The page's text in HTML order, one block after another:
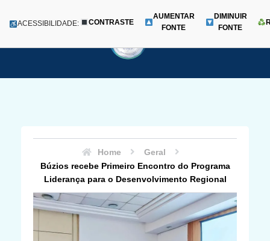
para
Menu
ACESSIBILIDADE: CONTRASTE
AUMENTAR
FONTE
DIMINUIR
FONTE
Home
Geral
Búzios recebe Primeiro Encontro do Programa
Liderança para o Desenvolvimento Regional